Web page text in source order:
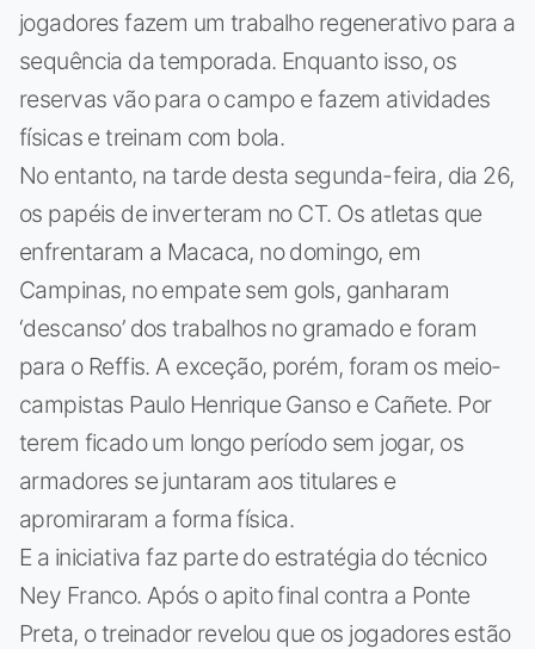
jogadores fazem um trabalho regenerativo para a
sequência da temporada. Enquanto isso, os
reservas vão para o campo e fazem atividades
físicas e treinam com bola.
No entanto, na tarde desta segunda-feira, dia 26,
os papéis de inverteram no CT. Os atletas que
enfrentaram a Macaca, no domingo, em
Campinas, no empate sem gols, ganharam
‘descanso’ dos trabalhos no gramado e foram
para o Reffis. A exceção, porém, foram os meio-
campistas Paulo Henrique Ganso e Cañete. Por
terem ficado um longo período sem jogar, os
armadores se juntaram aos titulares e
apromiraram a forma física.
E a iniciativa faz parte do estratégia do técnico
Ney Franco. Após o apito final contra a Ponte
Preta, o treinador revelou que os jogadores estão